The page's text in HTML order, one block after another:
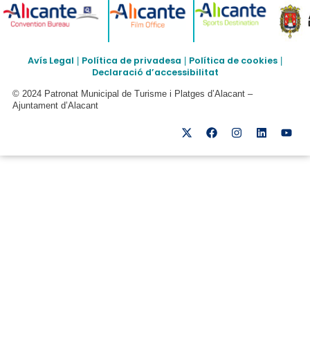
Avís Legal Política de privadesa Política de cookies
Declaració d’accessibilitat
© 2024 Patronat Municipal de Turisme i Platges d’Alacant –
Ajuntament d’Alacant